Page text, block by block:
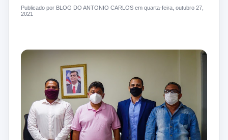
Publicado por BLOG DO ANTONIO CARLOS em quarta-feira, outubro 27,
2021